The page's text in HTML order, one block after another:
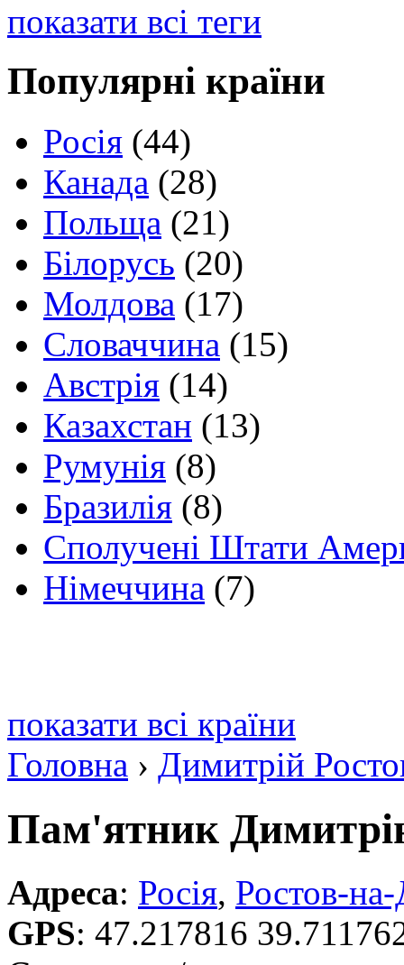
показати всі теги
Популярні країни
Росія (44)
Канада (28)
Польща (21)
Білорусь (20)
Молдова (17)
Словаччина (15)
Австрія (14)
Казахстан (13)
Румунія (8)
Бразилія (8)
Сполучені Штати
Німеччина (7)
показати всі країни
Головна › Димитрій
Пам'ятник
Адреса: Росія, Ростов-
GPS: 47.217816